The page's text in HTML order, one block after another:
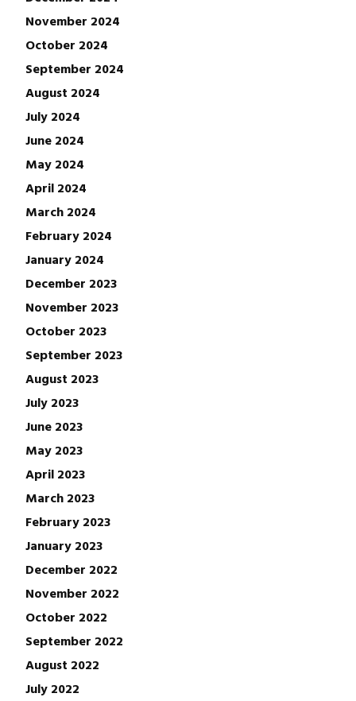
November 2024
October 2024
September 2024
August 2024
July 2024
June 2024
May 2024
April 2024
March 2024
February 2024
January 2024
December 2023
November 2023
October 2023
September 2023
August 2023
July 2023
June 2023
May 2023
April 2023
March 2023
February 2023
January 2023
December 2022
November 2022
October 2022
September 2022
August 2022
July 2022